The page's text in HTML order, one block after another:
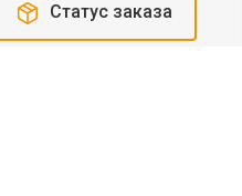
Статус заказа